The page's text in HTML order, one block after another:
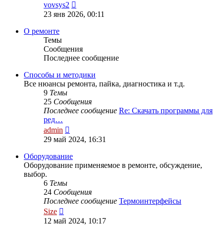
vovsys2
к
23 янв 2026, 00:11
О ремонте
Темы
Сообщения
Последнее сообщение
Способы и методики
Все нюансы ремонта, пайка, диагностика и т.д.
9 Темы
25 Сообщения
Последнее сообщение Re: Скачать программы для
ред…
admin
к
сообщению
29 май 2024, 16:31
Оборудование
Оборудование применяемое в ремонте, обсуждение,
выбор.
6 Темы
24 Сообщения
Последнее сообщение Термоинтерфейсы
Size
к
12 май 2024, 10:17